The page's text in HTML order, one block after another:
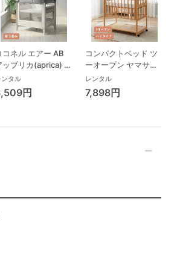
コネル エアー AB
ップリカ(aprica) ミ
サイズ/コンパクト
ビーベッド
ンタル
円
コンパクトベッド ツ
ーオープン ヤマサキ
(Yamasaki) ミニサイ
ズ/コンパクトベビー
ベッド
レンタル
7,898円